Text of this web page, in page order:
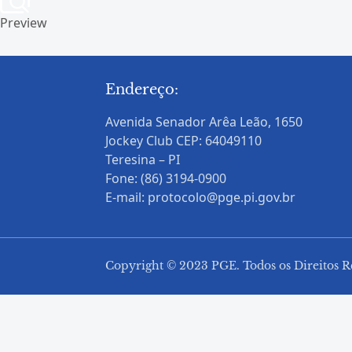
Preview
Endereço:
Avenida Senador Arêa Leão, 1650
Jockey Club CEP: 64049110
Teresina – PI
Fone: (86) 3194-0900
E-mail: protocolo@pge.pi.gov.br
Copyright © 2023 PGE. Todos os Direitos